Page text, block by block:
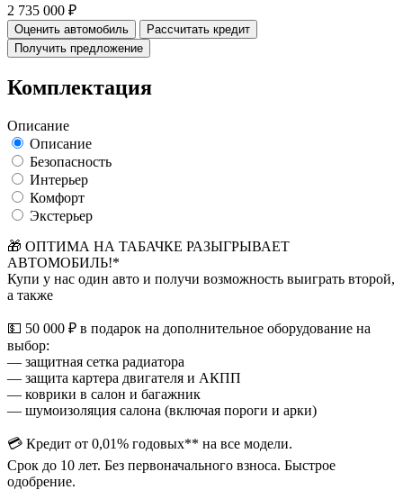
2 735 000 ₽
Оценить автомобиль
Рассчитать кредит
Получить предложение
Комплектация
Описание
Описание
Безопасность
Интерьер
Комфорт
Экстерьер
🎁 ОПТИМА НА ТАБАЧКЕ РАЗЫГРЫВАЕТ
АВТОМОБИЛЬ!*
Купи у нас один авто и получи возможность выиграть второй,
а также
💵 50 000 ₽ в подарок на дополнительное оборудование на
выбор:
— защитная сетка радиатора
— защита картера двигателя и АКПП
— коврики в салон и багажник
— шумоизоляция салона (включая пороги и арки)
💳 Кредит от 0,01% годовых** на все модели.
Срок до 10 лет. Без первоначального взноса. Быстрое
одобрение.